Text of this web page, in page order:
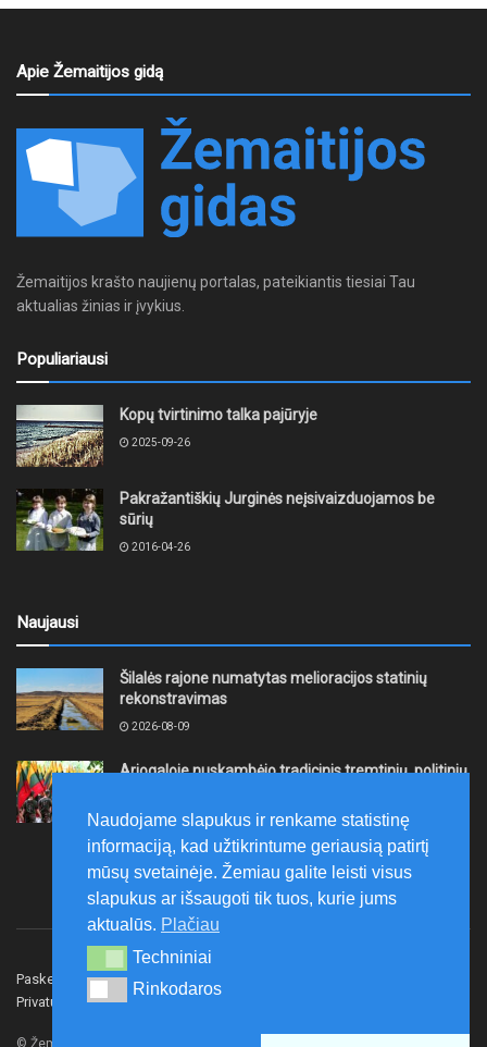
Apie Žemaitijos gidą
Žemaitijos krašto naujienų portalas, pateikiantis tiesiai Tau
aktualias žinias ir įvykius.
Populiariausi
Kopų tvirtinimo talka pajūryje
2025-09-26
Pakražantiškių Jurginės neįsivaizduojamos be
sūrių
2016-04-26
Naujausi
Šilalės rajone numatytas melioracijos statinių
rekonstravimas
2026-08-09
Ariogaloje nuskambėjo tradicinis tremtinių, politinių
širdy“
2026-08-08
Paskelbk naujieną Rašyti redakcijai
Privatumo politika
© Žemaitijos gidas.
Naudojame slapukus ir renkame statistinę
informaciją, kad užtikrintume geriausią patirtį
mūsų svetainėje. Žemiau galite leisti visus
slapukus ar išsaugoti tik tuos, kurie jums
aktualūs. Plačiau
Techniniai
Techniniai
Rinkodaros
Rinkodaros